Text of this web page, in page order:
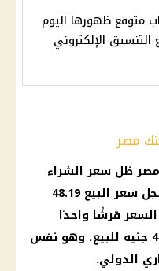
متوقع ظهورها اليوم
الإلكتروني
مصر
ظل سعر الشراء
مستقرا عند 48.09 جنيه، بينما سجل سعر البيع 48.19
قرشًا واحدًا
ليسجل 48.10 جنيه للشراء و48.20 جنيه للبيع، وهو نفس
الدولي.